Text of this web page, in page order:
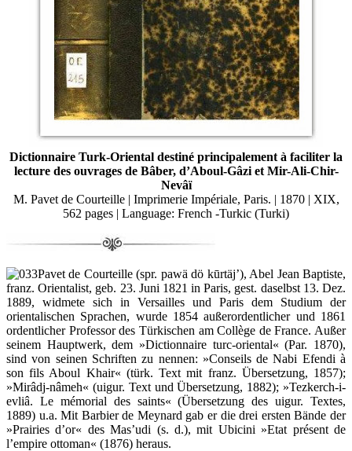
Dictionnaire Turk-Oriental destiné principalement à faciliter la
lecture des ouvrages de Bâber, d’Aboul-Gâzi et Mir-Ali-Chir-
Nevâï
M. Pavet de Courteille | Imprimerie Impériale, Paris. | 1870 | XIX,
562 pages | Language: French -Turkic (Turki)
Pavet de Courteille (spr. pawä dö kūrtäj’), Abel Jean Baptiste,
franz. Orientalist, geb. 23. Juni 1821 in Paris, gest. daselbst 13. Dez.
1889, widmete sich in Versailles und Paris dem Studium der
orientalischen Sprachen, wurde 1854 außerordentlicher und 1861
ordentlicher Professor des Türkischen am Collège de France. Außer
seinem Hauptwerk, dem »Dictionnaire turc-oriental« (Par. 1870),
sind von seinen Schriften zu nennen: »Conseils de Nabi Efendi à
son fils Aboul Khair« (türk. Text mit franz. Übersetzung, 1857);
»Mirâdj-nâmeh« (uigur. Text und Übersetzung, 1882); »Tezkerch-i-
evliâ. Le mémorial des saints« (Übersetzung des uigur. Textes,
1889) u.a. Mit Barbier de Meynard gab er die drei ersten Bände der
»Prairies d’or« des Mas’udi (s. d.), mit Ubicini »Etat présent de
l’empire ottoman« (1876) heraus.